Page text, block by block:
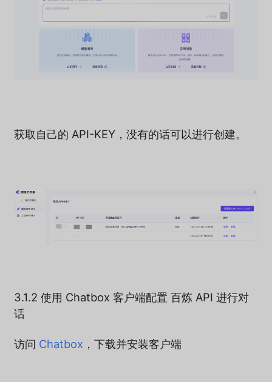
获取自己的 API-KEY，没有的话可以进行创建。
3.1.2 使用 Chatbox 客户端配置 百炼 API 进行对
话
访问 Chatbox ，下载并安装客户端